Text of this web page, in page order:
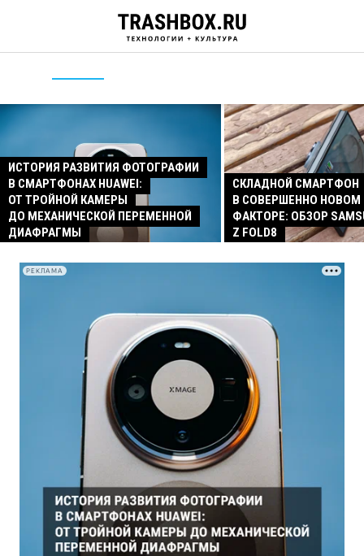
ИСТОРИЯ РАЗВИТИЯ ФОТОГРАФИИ
В СМАРТФОНАХ HUAWEI:
ОТ ТРОЙНОЙ КАМЕРЫ
ДО МЕХАНИЧЕСКОЙ ПЕРЕМЕННОЙ
ДИАФРАГМЫ
СКЛАДНОЙ СМАРТФОН
В СОВЕРШЕННО
ФАКТОРЕ: ОБЗОР
Z FOLD8
РЕКЛАМА